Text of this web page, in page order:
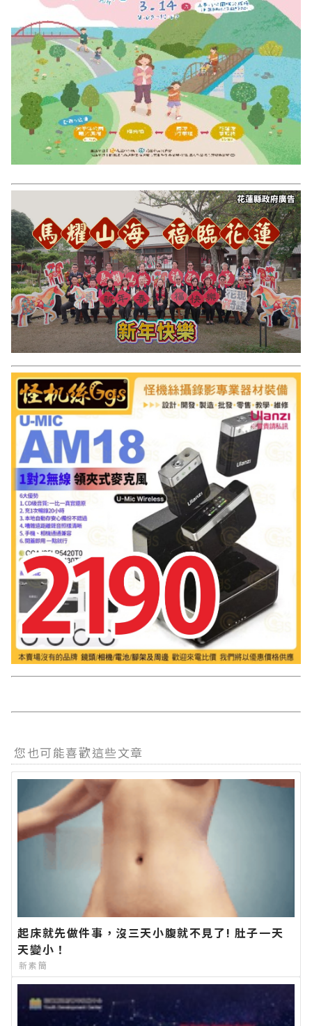
您也可能喜歡這些文章
起床就先做件事，沒三天小腹就不見了! 肚子一天
天變小！
新素簡